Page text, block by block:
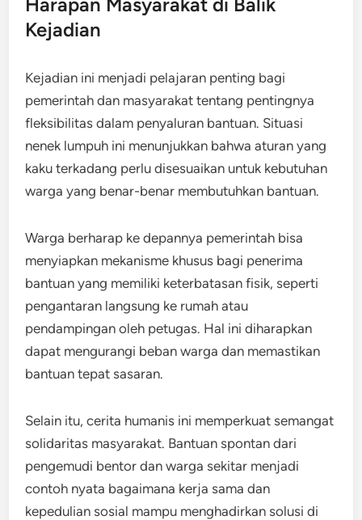
Kejadian
Kejadian ini menjadi pelajaran penting bagi
pemerintah dan masyarakat tentang pentingnya
fleksibilitas dalam penyaluran bantuan. Situasi
nenek lumpuh ini menunjukkan bahwa aturan yang
kaku terkadang perlu disesuaikan untuk kebutuhan
warga yang benar-benar membutuhkan bantuan.
Warga berharap ke depannya pemerintah bisa
menyiapkan mekanisme khusus bagi penerima
bantuan yang memiliki keterbatasan fisik, seperti
pengantaran langsung ke rumah atau
pendampingan oleh petugas. Hal ini diharapkan
dapat mengurangi beban warga dan memastikan
bantuan tepat sasaran.
Selain itu, cerita humanis ini memperkuat semangat
solidaritas masyarakat. Bantuan spontan dari
pengemudi bentor dan warga sekitar menjadi
contoh nyata bagaimana kerja sama dan
kepedulian sosial mampu menghadirkan solusi di